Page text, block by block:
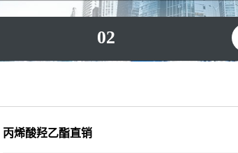
02
丙烯酸羟乙酯直销